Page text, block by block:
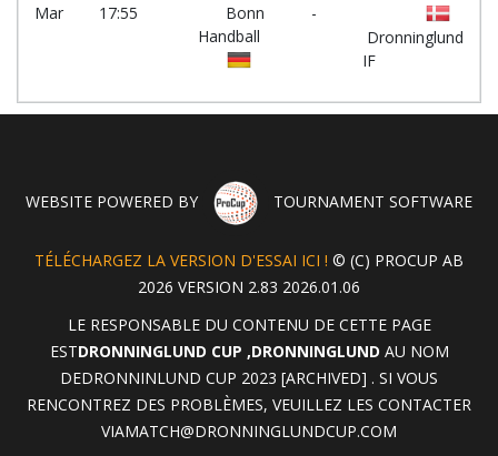
Mar 17:55
Bonn
Handball
-
Dronninglund
IF
WEBSITE POWERED BY TOURNAMENT SOFTWARE
TÉLÉCHARGEZ LA VERSION D'ESSAI ICI ! © (C) PROCUP AB
2026 VERSION 2.83 2026.01.06
LE RESPONSABLE DU CONTENU DE CETTE PAGE
ESTDRONNINGLUND CUP ,DRONNINGLUND AU NOM
DEDRONNINLUND CUP 2023 [ARCHIVED] . SI VOUS
RENCONTREZ DES PROBLÈMES, VEUILLEZ LES CONTACTER
VIAMATCH@DRONNINGLUNDCUP.COM